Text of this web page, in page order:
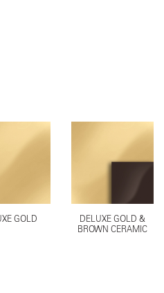
GOLD
DELUXE GOLD &
BROWN CERAMIC